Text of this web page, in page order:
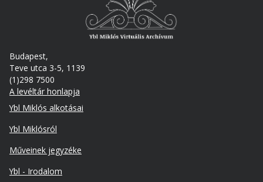
Budapest,
Teve utca 3-5, 1139
(1)298 7500
A levéltár honlapja
Footer
Ybl Miklós alkotásai
Ybl Miklósról
Műveinek jegyzéke
Ybl - Irodalom